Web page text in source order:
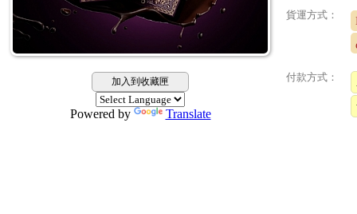
加入到收藏匣
Powered by Translate
貨運方式：
付款方式：